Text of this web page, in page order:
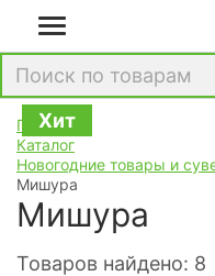
Главная
Каталог
Новогодние товары и
Мишура
Мишура
Товаров найдено: 8
Хит
Хит
Хит
Хит
Хит
Хит
Хит
Хит
Хит
Хит
Хит
Хит
Хит